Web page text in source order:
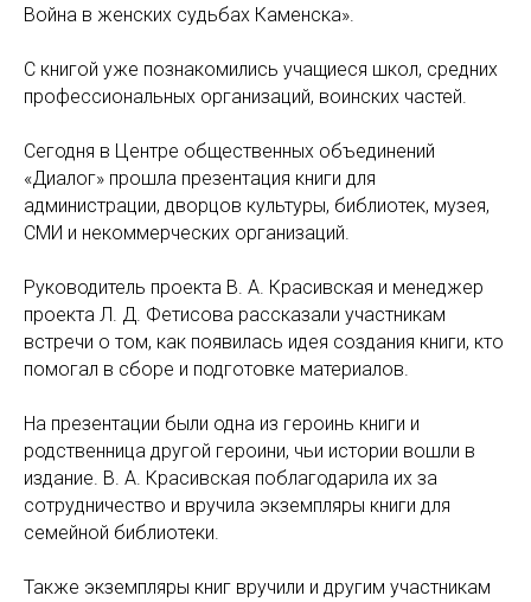
Война в женских судьбах Каменска».
С книгой уже познакомились учащиеся школ, средних
профессиональных организаций, воинских частей.
Сегодня в Центре общественных объединений
«Диалог» прошла презентация книги для
администрации, дворцов культуры, библиотек, музея,
СМИ и некоммерческих организаций.
Руководитель проекта В. А. Красивская и менеджер
проекта Л. Д. Фетисова рассказали участникам
встречи о том, как появилась идея создания книги, кто
помогал в сборе и подготовке материалов.
На презентации были одна из героинь книги и
родственница другой героини, чьи истории вошли в
издание. В. А. Красивская поблагодарила их за
сотрудничество и вручила экземпляры книги для
семейной библиотеки.
Также экземпляры книг вручили и другим участникам